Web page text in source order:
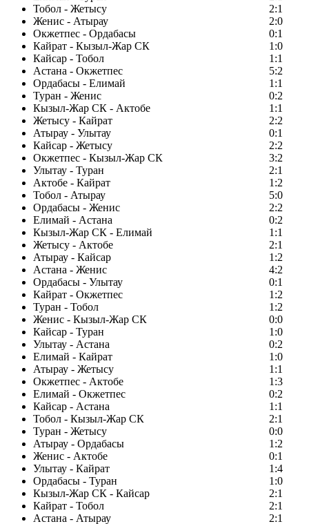
Тобол - Жетысу
2:1
Женис - Атырау
2:0
Окжетпес - Ордабасы
0:1
Кайрат - Кызыл-Жар СК
1:0
Кайсар - Тобол
1:1
Астана - Окжетпес
5:2
Ордабасы - Елимай
1:1
Туран - Женис
0:2
Кызыл-Жар СК - Актобе
1:1
Жетысу - Кайрат
2:2
Атырау - Улытау
0:1
Кайсар - Жетысу
2:2
Окжетпес - Кызыл-Жар СК
3:2
Улытау - Туран
2:1
Актобе - Кайрат
1:2
Тобол - Атырау
5:0
Ордабасы - Женис
2:2
Елимай - Астана
0:2
Кызыл-Жар СК - Елимай
1:1
Жетысу - Актобе
2:1
Атырау - Кайсар
1:2
Астана - Женис
4:2
Ордабасы - Улытау
0:1
Кайрат - Окжетпес
1:2
Туран - Тобол
1:2
Женис - Кызыл-Жар СК
0:0
Кайсар - Туран
1:0
Улытау - Астана
0:2
Елимай - Кайрат
1:0
Атырау - Жетысу
1:1
Окжетпес - Актобе
1:3
Елимай - Окжетпес
0:2
Кайсар - Астана
1:1
Тобол - Кызыл-Жар СК
2:1
Туран - Жетысу
0:0
Атырау - Ордабасы
1:2
Женис - Актобе
0:1
Улытау - Кайрат
1:4
Ордабасы - Туран
1:0
Кызыл-Жар СК - Кайсар
2:1
Кайрат - Тобол
2:1
Астана - Атырау
2:1